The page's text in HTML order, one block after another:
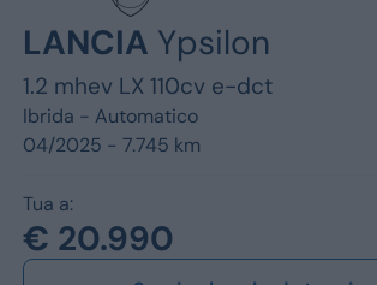
LANCIA Ypsilon
1.2 mhev LX 110cv e-dct
Ibrida - Automatico
04/2025 - 7.745 km
Tua a:
€ 20.990